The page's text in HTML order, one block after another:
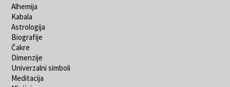
Alhemija
Kabala
Astrologija
Biografije
Čakre
Dimenzije
Univerzalni simboli
Meditacija